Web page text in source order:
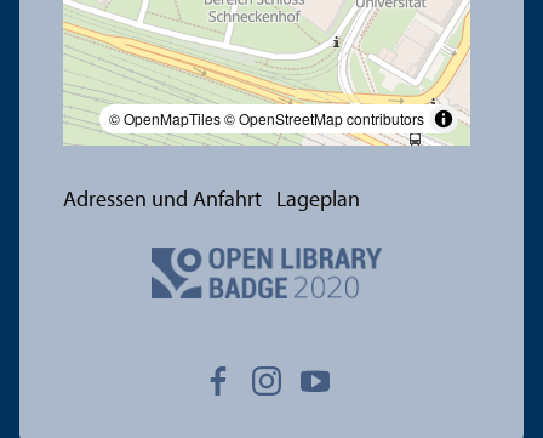
© OpenMapTiles© OpenStreetMap contributors
Adressen und Anfahrt Lageplan